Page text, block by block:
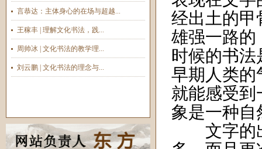
言恭达：主体身心的在场与超越...
王稼丰 | 理解文化书法，践...
周帅冰 | 文化书法的教学理...
刘云鹏 | 文化书法的理念与...
经出土的甲
雄强一路的
时候的书
早期人类的
就能感受到
象是一种自
文字的出